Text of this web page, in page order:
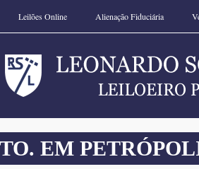
Leilões Online Alienação Fiduciária
EM